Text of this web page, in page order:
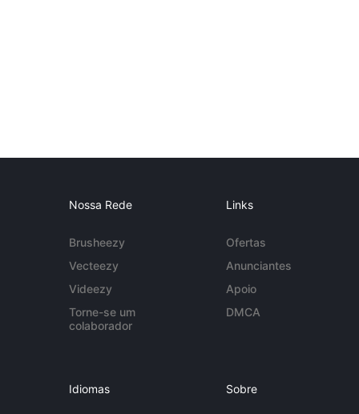
Nossa Rede
Brusheezy
Vecteezy
Videezy
Torne-se um
colaborador
Links
Ofertas
Anunciantes
Apoio
DMCA
Idiomas Sobre